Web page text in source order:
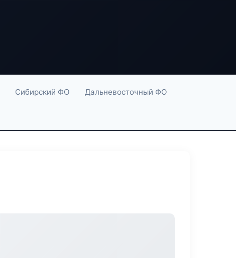
Сибирский ФО Дальневосточный ФО